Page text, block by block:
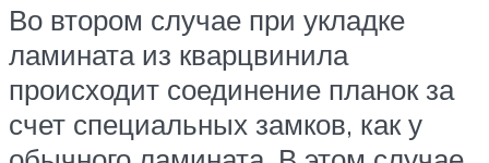
Во втором случае при укладке
ламината из кварцвинила
происходит соединение планок за
счет специальных замков, как у